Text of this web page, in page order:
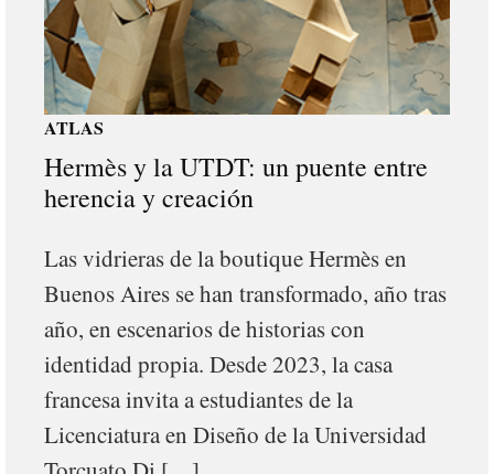
ATLAS
Hermès y la UTDT: un puente entre
herencia y creación
Las vidrieras de la boutique Hermès en
Buenos Aires se han transformado, año tras
año, en escenarios de historias con
identidad propia. Desde 2023, la casa
francesa invita a estudiantes de la
Licenciatura en Diseño de la Universidad